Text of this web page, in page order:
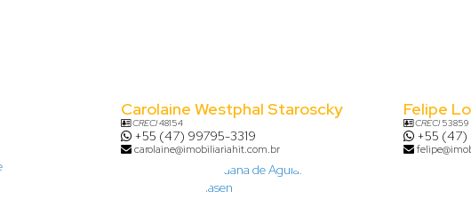
Carolaine Westphal Staroscky
CRECI48154
+55 (47) 99795-3319
carolaine@imobiliariahit.com.br
Felipe
CRECI53859
+55